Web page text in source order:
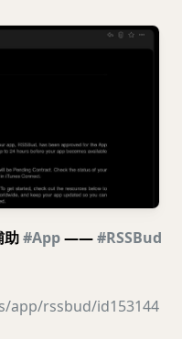
助#App——#RSSBud
app/rssbud/id153144